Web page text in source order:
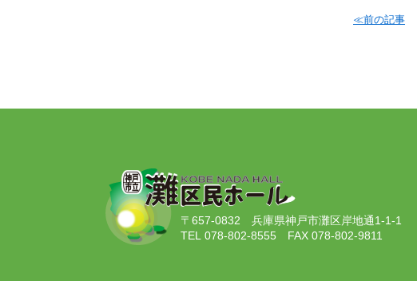
≪前の記事
〒657-0832 兵庫県神戸市灘区岸地通1-1-1
TEL 078-802-8555 FAX 078-802-9811